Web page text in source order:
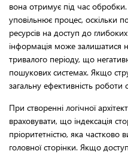
вона отримує під час
уповільнює процес, оскільки
ресурсів на доступ до
інформація може залишатися
тривалого періоду, що
пошукових системах. Якщо
загальну ефективність роботи
При створенні логічної
враховувати, що індексація
пріоритетністю, яка частково
головної сторінки. Якщо